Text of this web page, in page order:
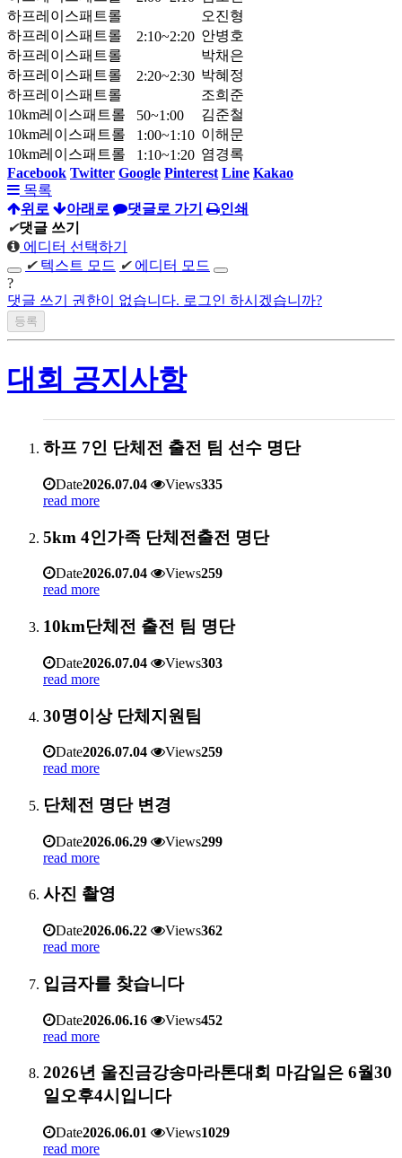
하프레이스패트롤
오진형
하프레이스패트롤
2:10~2:20 안병호
하프레이스패트롤
박채은
하프레이스패트롤
2:20~2:30 박혜정
하프레이스패트롤
조희준
10km레이스패트롤
50~1:00
김준철
10km레이스패트롤
1:00~1:10 이해문
10km레이스패트롤
1:10~1:20 염경록
Facebook Twitter Google Pinterest Line Kakao
목록
위로
아래로 댓글로 가기
인쇄
✔댓글 쓰기
에디터 선택하기
✔ 텍스트 모드 ✔ 에디터 모드
?
댓글 쓰기 권한이 없습니다. 로그인 하시겠습니까?
대회 공지사항
하프 7인 단체전 출전 팀 선수 명단
Date2026.07.04 Views335
read more
5km 4인가족 단체전출전 명단
Date2026.07.04 Views259
read more
10km단체전 출전 팀 명단
Date2026.07.04 Views303
read more
30명이상 단체지원팀
Date2026.07.04 Views259
read more
단체전 명단 변경
Date2026.06.29 Views299
read more
사진 촬영
Date2026.06.22 Views362
read more
입금자를 찾습니다
Date2026.06.16 Views452
read more
2026년 울진금강송마라톤대회 마감일은 6월30
일오후4시입니다
Date2026.06.01 Views1029
read more